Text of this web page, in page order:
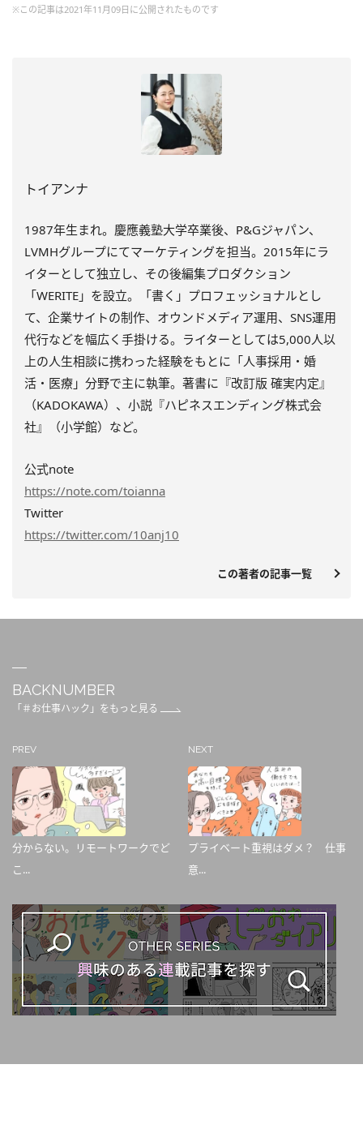
※この記事は2021年11月09日に公開されたものです
トイアンナ
1987年生まれ。慶應義塾大学卒業後、P&Gジャパン、
LVMHグループにてマーケティングを担当。2015年にラ
イターとして独立し、その後編集プロダクション
「WERITE」を設立。「書く」プロフェッショナルとし
て、企業サイトの制作、オウンドメディア運用、SNS運用
代行などを幅広く手掛ける。ライターとしては5,000人以
上の人生相談に携わった経験をもとに「人事採用・婚
活・医療」分野で主に執筆。著書に『改訂版 確実内定』
（KADOKAWA）、小説『ハピネスエンディング株式会
社』（小学館）など。
公式note
https://note.com/toianna
Twitter
https://twitter.com/10anj10
この著者の記事一覧
BACKNUMBER
「＃お仕事ハック」をもっと見る
PREV
分からない。リモートワークでど
こ...
NEXT
プライベート重視はダメ？ 仕事
意...